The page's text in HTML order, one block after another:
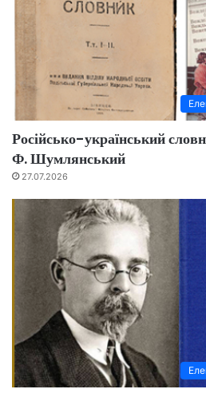
Російсько-український
Ф. Шумлянський
27.07.2026